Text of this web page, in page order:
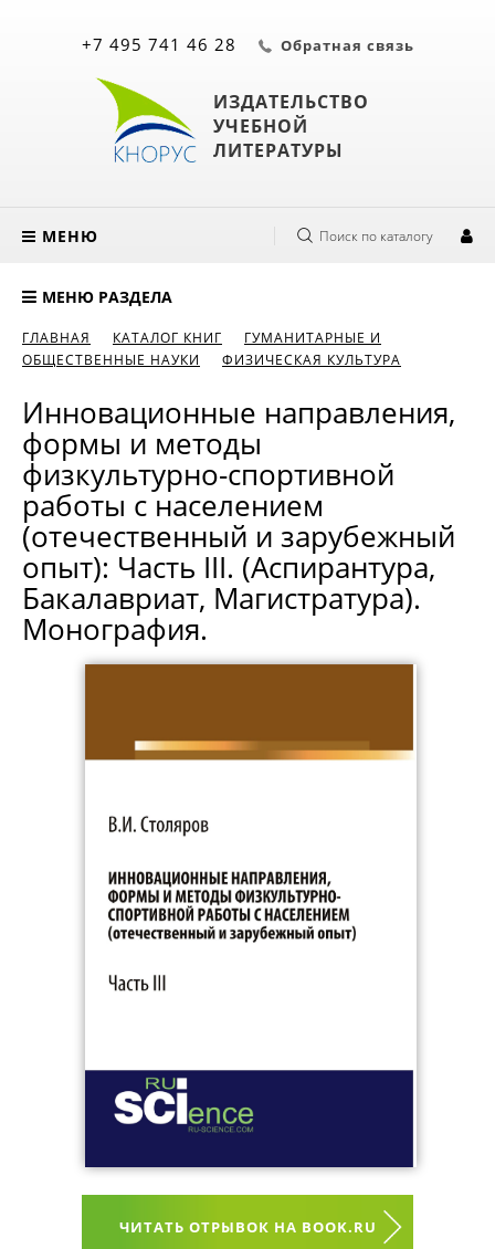
ИЗДАТЕЛЬСТВО
УЧЕБНОЙ
ЛИТЕРАТУРЫ
+7 495 741 46 28 Обратная связь
МЕНЮ Поиск по каталогу
МЕНЮ РАЗДЕЛА
ГЛАВНАЯ КАТАЛОГ КНИГ
ГУМАНИТАРНЫЕ И
ОБЩЕСТВЕННЫЕ НАУКИ
ФИЗИЧЕСКАЯ КУЛЬТУРА
Инновационные направления,
формы и методы
физкультурно-спортивной
работы с населением
(отечественный и зарубежный
опыт): Часть III. (Аспирантура,
Бакалавриат, Магистратура).
Монография.
ЧИТАТЬ ОТРЫВОК НА BOOK.RU